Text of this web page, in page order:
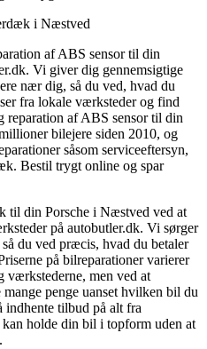
i Næstved
af ABS sensor til din
Vi giver dig gennemsigtige
nær dig, så du ved, hvad du
fra lokale værksteder og find
reparation af ABS sensor til din
bilejere siden 2010, og
såsom serviceeftersyn,
Bestil trygt online og spar
til din Porsche i Næstved ved at
på autobutler.dk. Vi sørger
du ved præcis, hvad du betaler
på bilreparationer varierer
værkstederne, men ved at
penge uanset hvilken bil du
indhente tilbud på alt fra
holde din bil i topform uden at